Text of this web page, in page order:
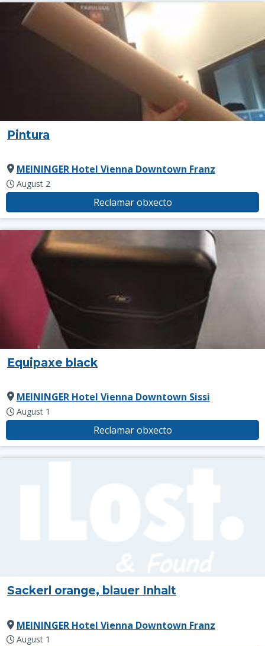
Pintura
MEININGER Hotel Vienna Downtown Franz
August 2
Reclamar obxecto
Equipaxe black
MEININGER Hotel Vienna Downtown Sissi
August 1
Reclamar obxecto
Sackerl orange, blauer Inhalt
MEININGER Hotel Vienna Downtown Franz
August 1